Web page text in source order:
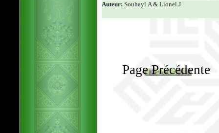
Auteur: Souhayl.A & Lionel.J
Page Précédente